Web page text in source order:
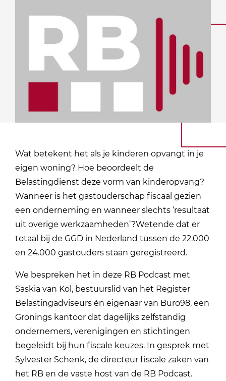
Wat betekent het als je kinderen opvangt in je
eigen woning? Hoe beoordeelt de
Belastingdienst deze vorm van kinderopvang?
Wanneer is het gastouderschap fiscaal gezien
een onderneming en wanneer slechts ‘resultaat
uit overige werkzaamheden’?Wetende dat er
totaal bij de GGD in Nederland tussen de 22.000
en 24.000 gastouders staan geregistreerd.
We bespreken het in deze RB Podcast met
Saskia van Kol, bestuurslid van het Register
Belastingadviseurs én eigenaar van Buro98, een
Gronings kantoor dat dagelijks zelfstandig
ondernemers, verenigingen en stichtingen
begeleidt bij hun fiscale keuzes. In gesprek met
Sylvester Schenk, de directeur fiscale zaken van
het RB en de vaste host van de RB Podcast.